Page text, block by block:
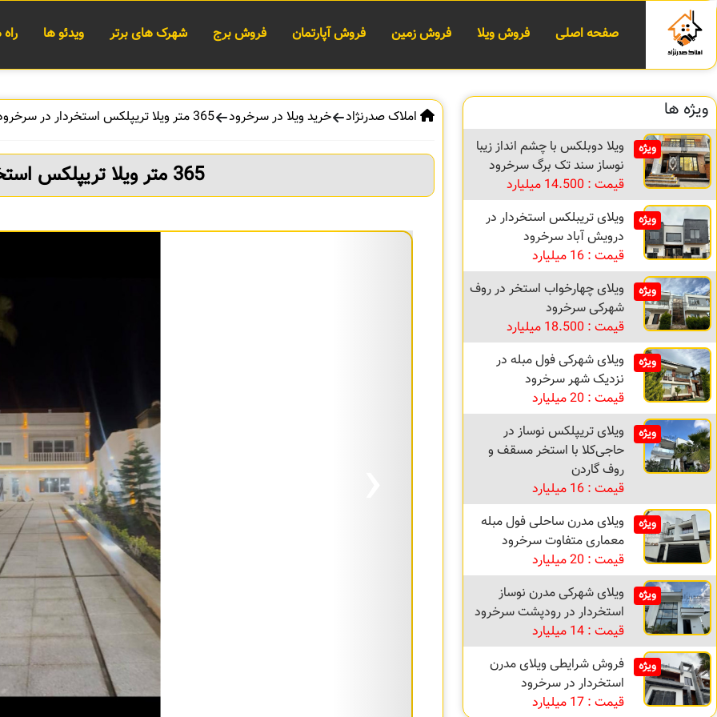
صفحه اصلی فروش ویلا فروش زمین فروش آپارتمان فروش برج شهرک های برتر ویدئو ها
املاک صدرنژاد خرید ویلا در سرخرود 365 متر ویلا تریپلکس استخردار در سرخرود
365 متر ویلا تریپلکس استخردار در سرخرود
ویژه ها
ویژه
ویلا دوبلکس با چشم انداز زیبا
نوساز سند تک برگ سرخرود
قیمت : 14.500 میلیارد
ویژه
ویلای تریبلکس استخردار در
درویش آباد سرخرود
قیمت : 16 میلیارد
ویژه
ویلای چهارخواب استخر در روف
شهرکی سرخرود
قیمت : 18.500 میلیارد
ویژه
ویلای شهرکی فول مبله در
نزدیک شهر سرخرود
قیمت : 20 میلیارد
ویژه
ویلای تریپلکس نوساز در
حاجی‌کلا با استخر مسقف و
روف گاردن
قیمت : 16 میلیارد
ویژه
ویلای مدرن ساحلی فول مبله
معماری متفاوت سرخرود
قیمت : 20 میلیارد
ویژه
ویلای شهرکی مدرن نوساز
استخردار در رودپشت سرخرود
قیمت : 14 میلیارد
ویژه
فروش شرایطی ویلای مدرن
استخردار در سرخرود
قیمت : 17 میلیارد